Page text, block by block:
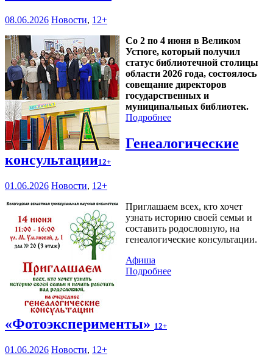
08.06.2026 Новости, 12+
Со 2 по 4 июня в Великом
Устюге, который получил
статус библиотечной столицы
области 2026 года, состоялось
совещание директоров
государственных и
муниципальных библиотек.
Подробнее
Генеалогические
консультации12+
01.06.2026 Новости, 12+
Приглашаем всех, кто хочет
узнать историю своей семьи и
составить родословную, на
генеалогические консультации.
Афиша
Подробнее
«Фотоэксперименты» 12+
01.06.2026 Новости, 12+